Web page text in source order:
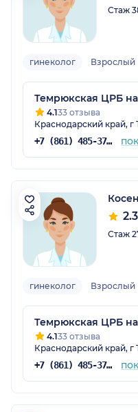
Стаж
гинеколог Взрослый
Темрюкская ЦРБ
4.133 отзыва
Краснодарский край,
+7 (861) 485-37-14
2.3
Стаж
гинеколог Взрослый
Темрюкская ЦРБ
4.133 отзыва
Краснодарский край,
+7 (861) 485-37-14